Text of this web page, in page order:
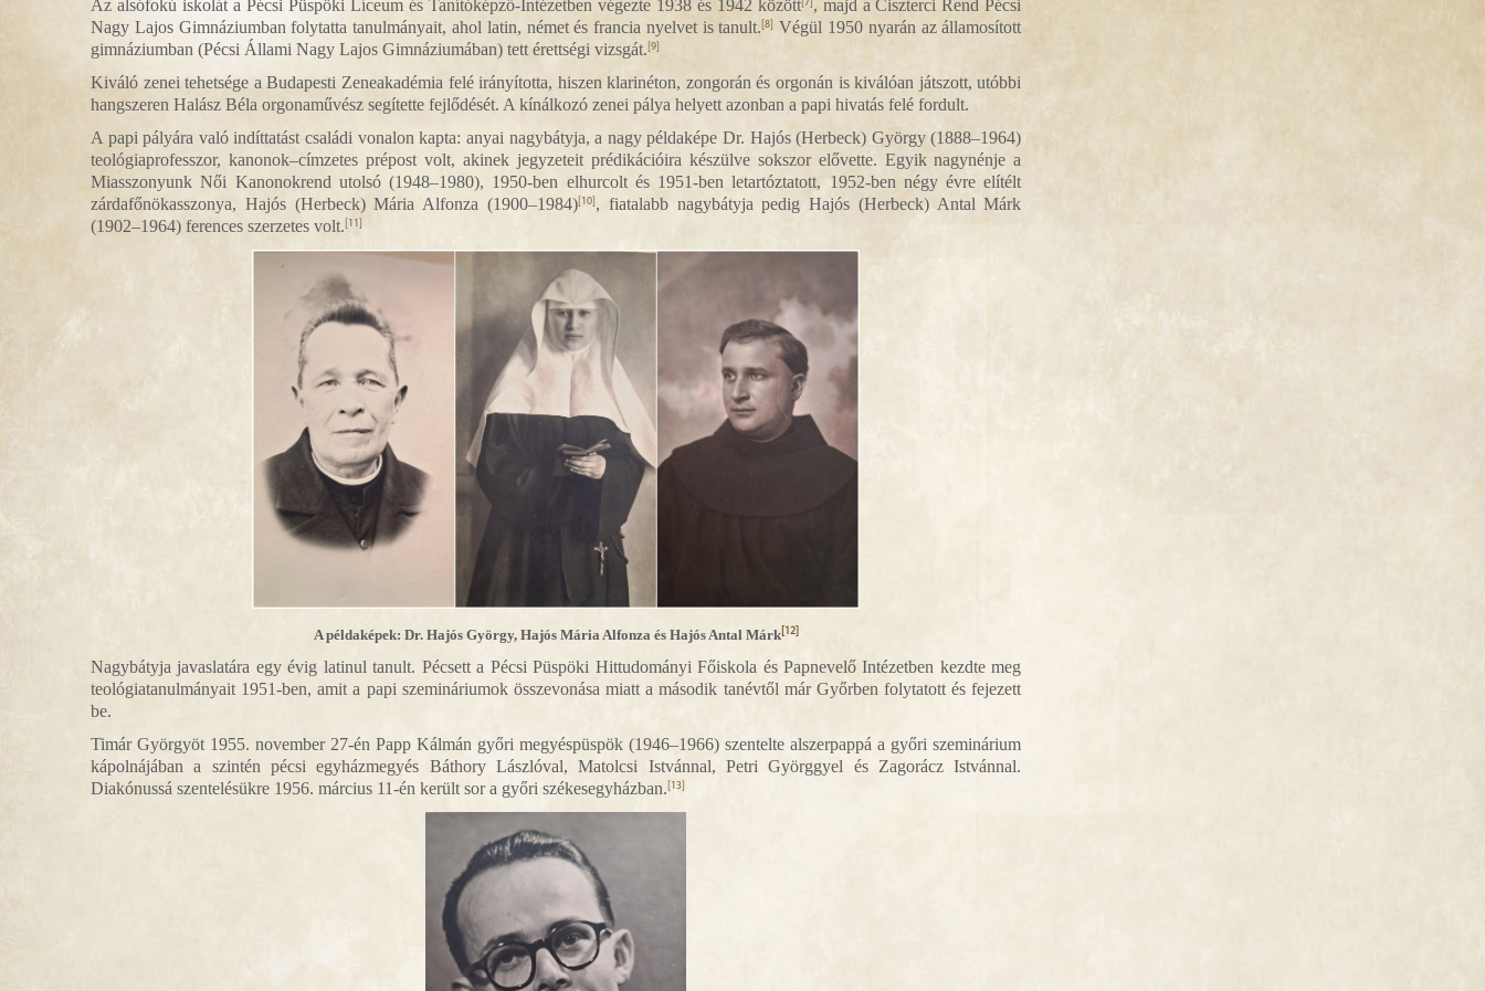
Az alsófokú iskolát a Pécsi Püspöki Líceum és Tanítóképző-Intézetben végezte 1938 és 1942 között[7] , majd a Ciszterci Rend Pécsi
Nagy Lajos Gimnáziumban folytatta tanulmányait, ahol latin, német és francia nyelvet is tanult. [8]
Végül 1950 nyarán az államosított
gimnáziumban (Pécsi Állami Nagy Lajos Gimnáziumában) tett érettségi vizsgát. [9]
Kiváló zenei tehetsége a Budapesti Zeneakadémia felé irányította, hiszen klarinéton, zongorán és orgonán is kiválóan játszott, utóbbi
hangszeren Halász Béla orgonaművész segítette fejlődését. A kínálkozó zenei pálya helyett azonban a papi hivatás felé fordult.
A papi pályára való indíttatást családi vonalon kapta: anyai nagybátyja, a nagy példaképe Dr. Hajós (Herbeck) György (1888–1964)
teológiaprofesszor, kanonok–címzetes prépost volt, akinek jegyzeteit prédikációira készülve sokszor elővette. Egyik nagynénje a
Miasszonyunk Női Kanonokrend utolsó (1948–1980), 1950-ben elhurcolt és 1951-ben letartóztatott, 1952-ben négy évre elítélt
zárdafőnökasszonya, Hajós (Herbeck) Mária Alfonza (1900–1984)[10] , fiatalabb nagybátyja pedig Hajós (Herbeck) Antal Márk
(1902–1964) ferences szerzetes volt. [11]
A példaképek: Dr. Hajós György, Hajós Mária Alfonza és Hajós Antal Márk[12]
Nagybátyja javaslatára egy évig latinul tanult. Pécsett a Pécsi Püspöki Hittudományi Főiskola és Papnevelő Intézetben kezdte meg
teológiatanulmányait 1951-ben, amit a papi szemináriumok összevonása miatt a második tanévtől már Győrben folytatott és fejezett
be.
Timár Györgyöt 1955. november 27-én Papp Kálmán győri megyéspüspök (1946–1966) szentelte alszerpappá a győri szeminárium
kápolnájában a szintén pécsi egyházmegyés Báthory Lászlóval, Matolcsi Istvánnal, Petri Györggyel és Zagorácz Istvánnal.
Diakónussá szentelésükre 1956. március 11-én került sor a győri székesegyházban. [13]